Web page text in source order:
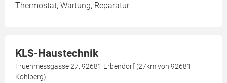
Thermostat, Wartung, Reparatur
KLS-Haustechnik
Fruehmessgasse 27, 92681 Erbendorf (27km von 92681
Kohlberg)